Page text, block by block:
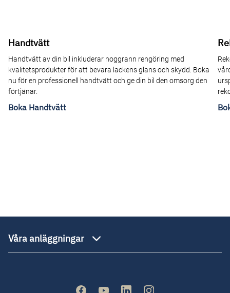
Handtvätt
Handtvätt av din bil inkluderar noggrann rengöring med
kvalitetsprodukter för att bevara lackens glans och skydd. Boka
nu för en professionell handtvätt och ge din bil den omsorg den
förtjänar.
Boka Handtvätt
Våra anläggningar